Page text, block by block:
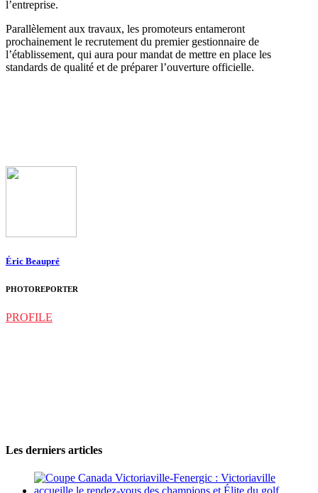
l’entreprise.
Parallèlement aux travaux, les promoteurs entameront
prochainement le recrutement du premier gestionnaire de
l’établissement, qui aura pour mandat de mettre en place les
standards de qualité et de préparer l’ouverture officielle.
Éric Beaupré
PHOTOREPORTER
PROFILE
Les derniers articles